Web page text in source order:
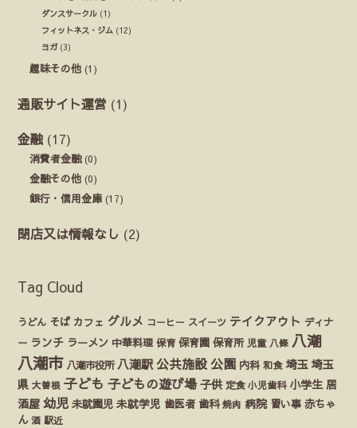
ダンスサークル (1)
フィットネス・ジム (12)
ヨガ (3)
趣味その他 (1)
通販サイト運営 (1)
金融 (17)
消費者金融(0)
金融その他 (0)
銀行・信用金庫 (17)
閉店又は情報なし (2)
Tag Cloud
うどん そば カフェ グルメ コーヒー スイーツ テイクアウト ディナ
ー ランチ ラーメン 中華料理 保育 保育園 保育所 児童 八條 八潮
八潮市 八潮市役所 八潮駅 公共施設 公園 内科 和食 埼玉 埼玉
県 大曽根 子ども 子どもの遊び場 子供 定食 小児歯科 小学生 居
酒屋 幼児 未就園児 未就学児 歯医者 歯科 焼肉 病院 習い事 赤ちゃ
ん 酒 駅近